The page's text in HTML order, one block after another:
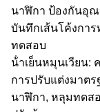
นาฬิกา ป้องกันอุณ
บันทึกเส้นโค้งการ
ทดสอบ
น้ําเย็นหมุนเวียน:
การปรับแต่งมาต
นาฬิกา, หลุมทดสอ